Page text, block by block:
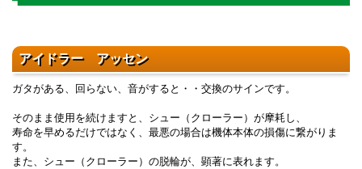
アイドラー アッセン
ガタがある、回らない、音がすると・・交換のサインです。
そのまま使用を続けますと、シュー（クローラー）が摩耗し、
寿命を早めるだけではなく、最悪の場合は機体本体の損傷に繋がりま
す。
また、シュー（クローラー）の脱輪が、顕著に表れます。